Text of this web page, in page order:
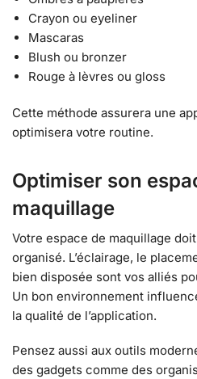
Crayon ou eyeliner
Mascaras
Blush ou bronzer
Rouge à lèvres ou gloss
Cette méthode assurera une
optimisera votre routine.
Optimiser son
maquillage
Votre espace de maquillage
organisé. L’éclairage, le
bien disposée sont vos alliés
Un bon environnement
la qualité de l’application.
Pensez aussi aux outils
des gadgets comme des